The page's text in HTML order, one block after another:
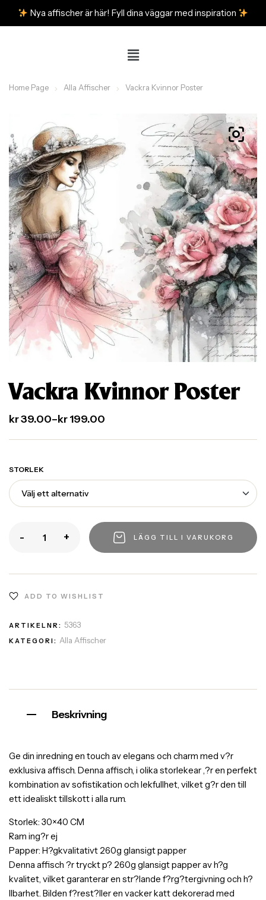
Nya affischer är här! Fyll dina väggar med inspiration
Home Page Alla Affischer Vackra Kvinnor Poster
Vackra Kvinnor Poster
kr39.00–kr199.00
STORLEK
- + LÄGG TILL I VARUKORG
ADD TO WISHLIST
ARTIKELNR: 5363
KATEGORI: Alla Affischer
Beskrivning
Ge din inredning en touch av elegans och charm med v?r
exklusiva affisch. Denna affisch, i olika storlekear ,?r en perfekt
kombination av sofistikation och lekfullhet, vilket g?r den till
ett idealiskt tillskott i alla rum.
Storlek: 30×40 CM
Ram ing?r ej
Papper: H?gkvalitativt 260g glansigt papper
Denna affisch ?r tryckt p? 260g glansigt papper av h?g
kvalitet, vilket garanterar en str?lande f?rg?tergivning och h?
llbarhet. Bilden f?rest?ller en vacker katt dekorerad med